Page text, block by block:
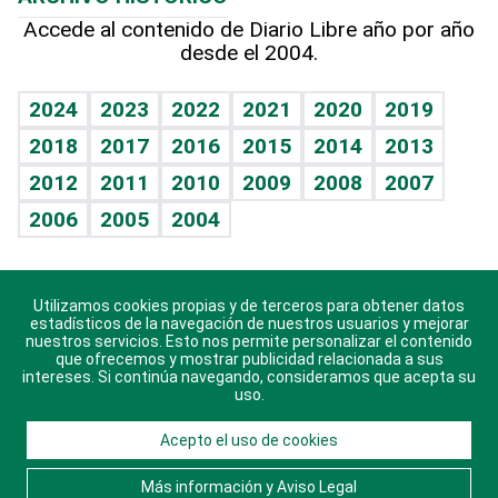
Hablando con el pediatra
Vida y familia
Eñe
Celebrando la vida
Sin complejos
En pocas palabras
Escuchando al corazón
Economía Personal
Línea de hit
TBT Deportivo
Más firmas
Hecho en casa
Guía del dinero
Cumpleaños
Horóscopos
Juegos
Accede al contenido de Diario Libre año por año
desde el 2004.
2024 2023 2022 2021 2020
2019
2018
2017 2016 2015 2014
2013
2012
2011 2010 2009 2008
2007
2006
2005 2004
Descarga nuestras aplicaciones para Android, iOS y
sistema Huawei.
© 2021 Diario Libre, todos los derechos reservados.
Consulta elAviso Legal. Ponte en Contacto
Utilizamos cookies propias y de terceros para obtener datos
estadísticos de la navegación de nuestros usuarios y mejorar
nuestros servicios. Esto nos permite personalizar el contenido
que ofrecemos y mostrar publicidad relacionada a sus
intereses. Si continúa navegando, consideramos que acepta su
uso.
Acepto el uso de cookies
Más información y Aviso Legal